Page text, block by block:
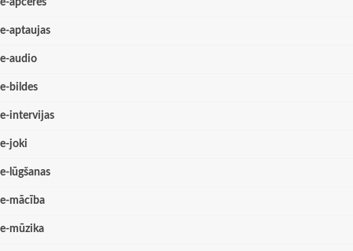
e-apceres
e-aptaujas
e-audio
e-bildes
e-intervijas
e-joki
e-lūgšanas
e-mācība
e-mūzika